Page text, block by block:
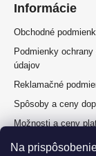
Na
Informácie
Obchodné
Podmienky
údajov
Reklamačné
Spôsoby a ceny
Možnosti a ceny
Splátkový predaj